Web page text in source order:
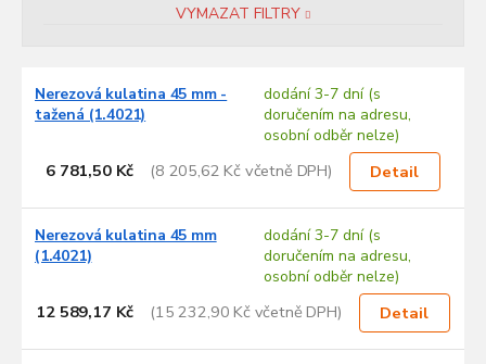
VYMAZAT FILTRY
Nerezová kulatina 45 mm -
tažená (1.4021)
dodání 3-7 dní (s
doručením na adresu,
osobní odběr nelze)
6 781,50 Kč (8 205,62 Kč včetně DPH) Detail
Nerezová kulatina 45 mm
(1.4021)
dodání 3-7 dní (s
doručením na adresu,
osobní odběr nelze)
12 589,17 Kč (15 232,90 Kč včetně DPH) Detail